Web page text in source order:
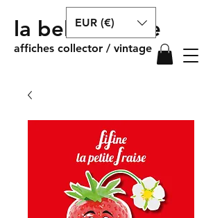
affiches collector / vintage
la belle affiche
EUR (€)